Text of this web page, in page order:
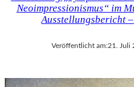
Neoimpressionismus“ im
Ausstellungsbericht
Veröffentlicht am:21. Juli